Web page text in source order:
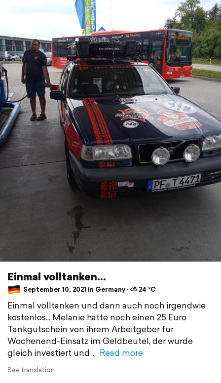
Einmal volltanken...
September 10, 2021 in Germany ⋅ ⛅ 24 °C
Einmal volltanken und dann auch noch irgendwie
kostenlos... Melanie hatte noch einen 25 Euro
Tankgutschein von ihrem Arbeitgeber für
Wochenend-Einsatz im Geldbeutel, der wurde
gleich investiert und
Read more
See translation